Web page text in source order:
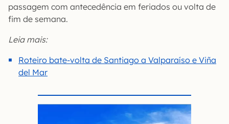
passagem com antecedência em feriados ou volta de
fim de semana.
Leia mais:
Roteiro bate-volta de Santiago a Valparaíso e Viña
del Mar